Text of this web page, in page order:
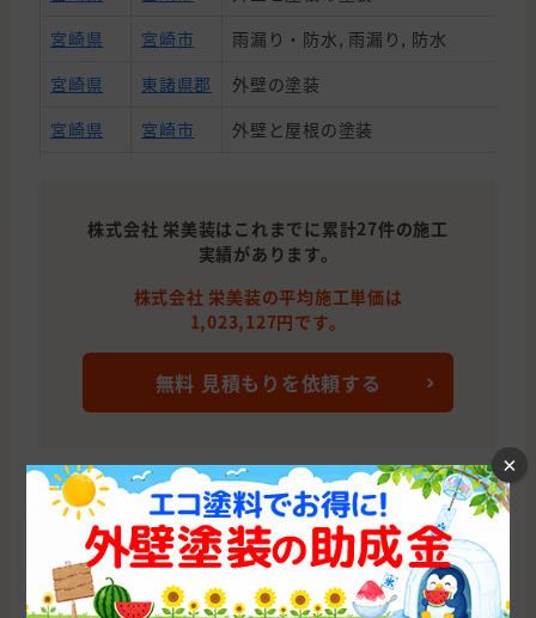
宮崎県
宮崎市
雨漏り・防水, 雨漏り, 防水
宮崎県
東諸県郡
外壁の塗装
宮崎県
宮崎市
外壁と屋根の塗装
宮崎県
宮崎市
外壁の塗装
外壁の塗装, 雨漏り・防水, 雨漏り, 防
宮崎市
外壁と屋根の塗装
宮崎県
宮崎市
外壁の塗装, 雨漏り・防水
宮崎県
宮崎県
小林市
外壁の塗装
宮崎県
宮崎市
屋根の塗装
宮崎県
日向市
外壁の塗装, 屋根の塗装
株式会社 栄美装はこれまでに累計27件の施工
実績があります。
株式会社 栄美装の平均施工単価は
1,023,127円です。
無料 見積もりを依頼する
施工店概要
所在地 〒880-0044 宮崎県宮崎市瓜生野1867
×